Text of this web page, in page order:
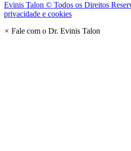
Evinis Talon © Todos os Direitos
privacidade e cookies
× Fale com o Dr. Evinis Talon